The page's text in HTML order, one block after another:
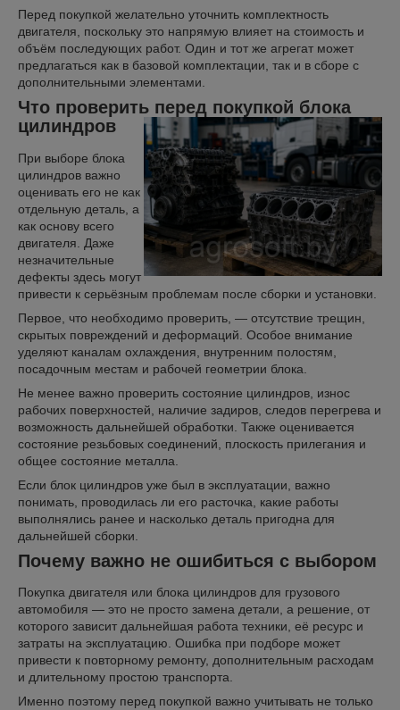
Перед покупкой желательно уточнить комплектность
двигателя, поскольку это напрямую влияет на стоимость и
объём последующих работ. Один и тот же агрегат может
предлагаться как в базовой комплектации, так и в сборе с
дополнительными элементами.
Что проверить перед покупкой блока
цилиндров
При выборе блока
цилиндров важно
оценивать его не как
отдельную деталь, а
как основу всего
двигателя. Даже
незначительные
дефекты здесь могут
привести к серьёзным проблемам после сборки и установки.
Первое, что необходимо проверить, — отсутствие трещин,
скрытых повреждений и деформаций. Особое внимание
уделяют каналам охлаждения, внутренним полостям,
посадочным местам и рабочей геометрии блока.
Не менее важно проверить состояние цилиндров, износ
рабочих поверхностей, наличие задиров, следов перегрева и
возможность дальнейшей обработки. Также оценивается
состояние резьбовых соединений, плоскость прилегания и
общее состояние металла.
Если блок цилиндров уже был в эксплуатации, важно
понимать, проводилась ли его расточка, какие работы
выполнялись ранее и насколько деталь пригодна для
дальнейшей сборки.
Почему важно не ошибиться с выбором
Покупка двигателя или блока цилиндров для грузового
автомобиля — это не просто замена детали, а решение, от
которого зависит дальнейшая работа техники, её ресурс и
затраты на эксплуатацию. Ошибка при подборе может
привести к повторному ремонту, дополнительным расходам
и длительному простою транспорта.
Именно поэтому перед покупкой важно учитывать не только